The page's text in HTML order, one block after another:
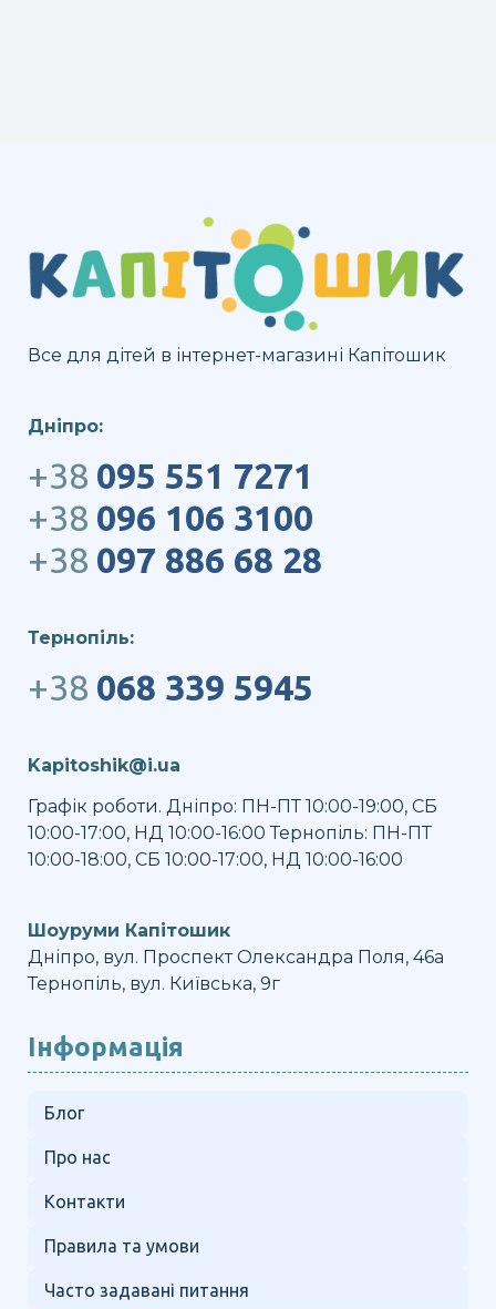
Все для дітей в інтернет-магазині Капітошик
Дніпро:
+38 095 551 7271
+38 096 106 3100
+38 097 886 68 28
Тернопіль:
+38 068 339 5945
Kapitoshik@i.ua
Графік роботи. Дніпро: ПН-ПТ 10:00-19:00, СБ
10:00-17:00, НД 10:00-16:00 Тернопіль: ПН-ПТ
10:00-18:00, СБ 10:00-17:00, НД 10:00-16:00
Шоуруми Капітошик
Дніпро, вул. Проспект Олександра Поля, 46а
Тернопіль, вул. Київська, 9г
Інформація
Блог
Про нас
Контакти
Правила та умови
Часто задавані питання